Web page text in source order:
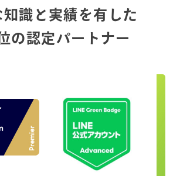
知識と実績を有した
の認定パートナー